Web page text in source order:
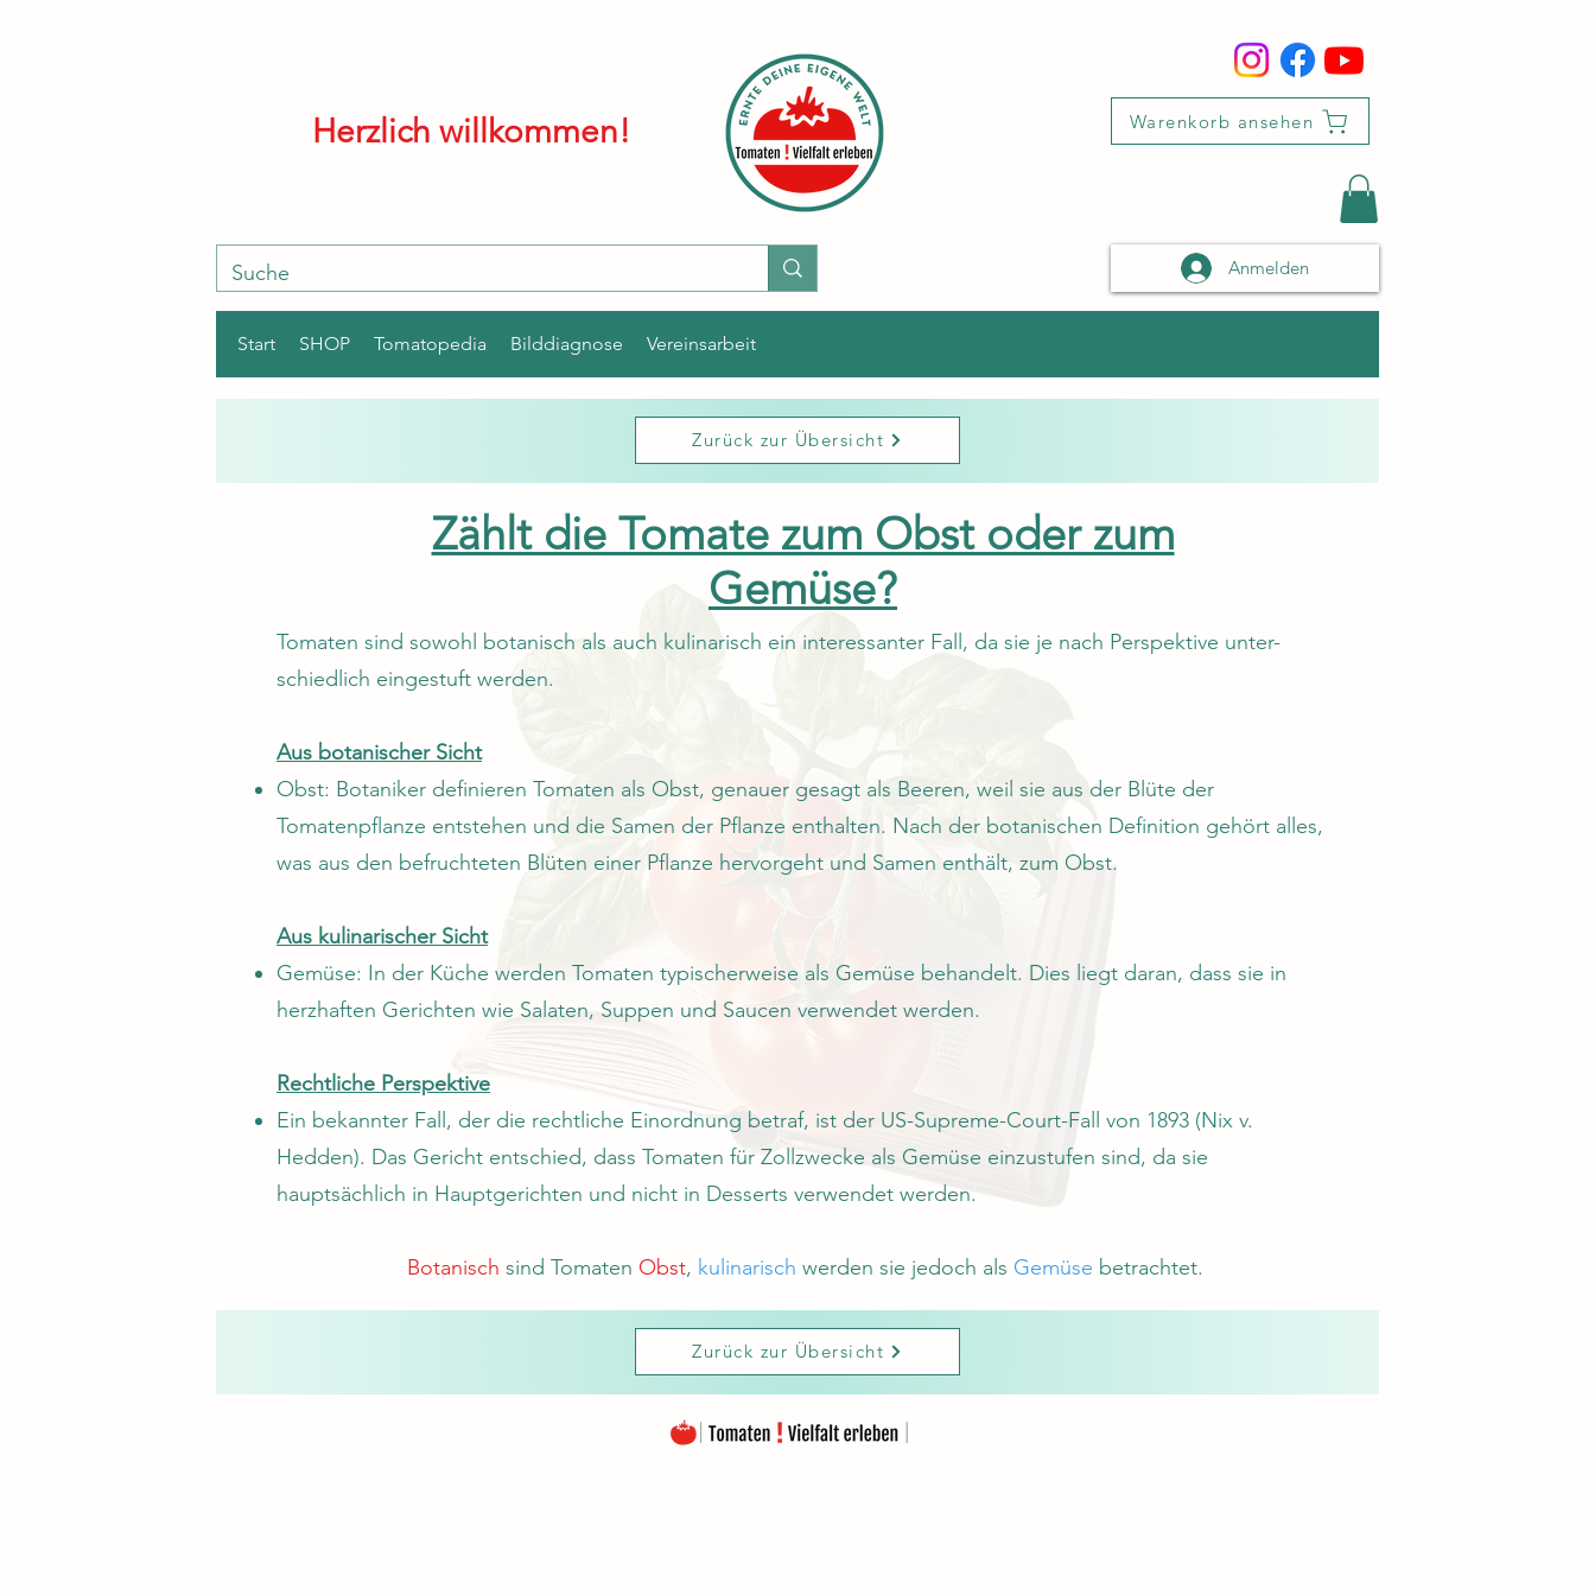
Herzlich willkommen! Warenkorb ansehen
Anmelden
Start SHOP Tomatopedia Bilddiagnose Vereinsarbeit
Zurück zur Übersicht
Zählt die Tomate zum Obst oder zum
Gemüse?
Tomaten sind sowohl botanisch als auch kulinarisch ein interessanter Fall, da sie je nach Perspektive unter-
schiedlich eingestuft werden.
Aus botanischer Sicht
Obst: Botaniker definieren Tomaten als Obst, genauer gesagt als Beeren, weil sie aus der Blüte der
Tomatenpflanze entstehen und die Samen der Pflanze enthalten. Nach der botanischen Definition gehört alles,
was aus den befruchteten Blüten einer Pflanze hervorgeht und Samen enthält, zum Obst.
Aus kulinarischer Sicht
Gemüse: In der Küche werden Tomaten typischerweise als Gemüse behandelt. Dies liegt daran, dass sie in
herzhaften Gerichten wie Salaten, Suppen und Saucen verwendet werden.
Rechtliche Perspektive
Ein bekannter Fall, der die rechtliche Einordnung betraf, ist der US-Supreme-Court-Fall von 1893 (Nix v.
Hedden). Das Gericht entschied, dass Tomaten für Zollzwecke als Gemüse einzustufen sind, da sie
hauptsächlich in Hauptgerichten und nicht in Desserts verwendet werden.
Botanisch sind Tomaten Obst, kulinarisch werden sie jedoch als Gemüse betrachtet.
Zurück zur Übersicht